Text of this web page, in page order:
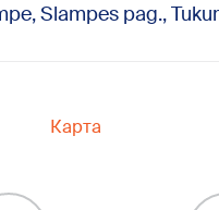
Slampes pag.,
Карта